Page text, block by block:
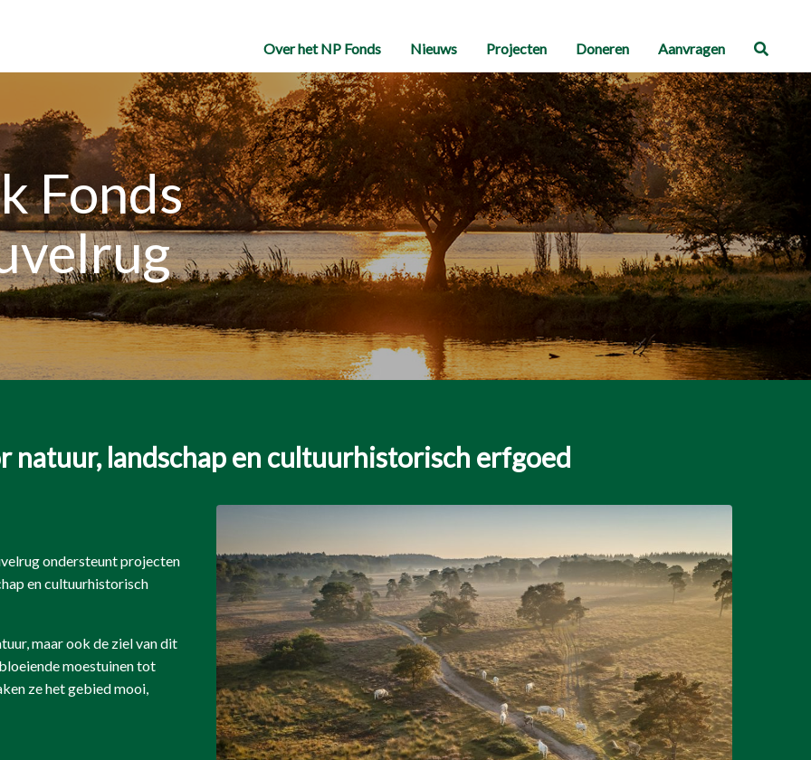
Over het NP Fonds Nieuws Projecten Doneren Aanvragen
Fonds
natuur, landschap en cultuurhistorisch erfgoed
ondersteunt projecten
en cultuurhistorisch
maar ook de ziel van dit
moestuinen tot
ze het gebied mooi,